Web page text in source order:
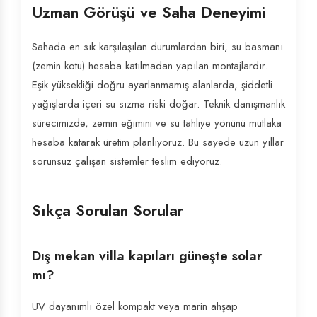
Uzman Görüşü ve Saha Deneyimi
Sahada en sık karşılaşılan durumlardan biri, su basmanı
(zemin kotu) hesaba katılmadan yapılan montajlardır.
Eşik yüksekliği doğru ayarlanmamış alanlarda, şiddetli
yağışlarda içeri su sızma riski doğar. Teknik danışmanlık
sürecimizde, zemin eğimini ve su tahliye yönünü mutlaka
hesaba katarak üretim planlıyoruz. Bu sayede uzun yıllar
sorunsuz çalışan sistemler teslim ediyoruz.
Sıkça Sorulan Sorular
Dış mekan villa kapıları güneşte solar
mı?
UV dayanımlı özel kompakt veya marin ahşap